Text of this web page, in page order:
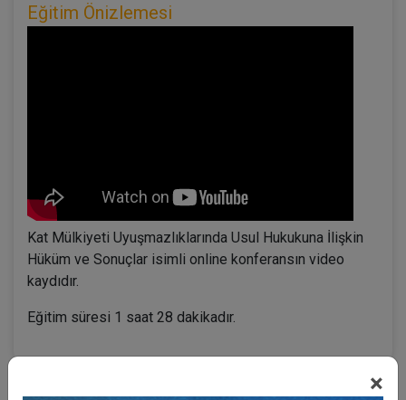
×
Eğitim Önizlemesi
Kat Mülkiyeti Uyuşmazlıklarında Usul Hukukuna İlişkin
Hüküm ve Sonuçlar isimli online konferansın video
kaydıdır.
Eğitim süresi 1 saat 28 dakikadır.